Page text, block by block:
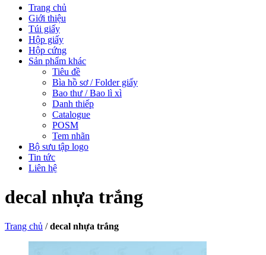
Trang chủ
Giới thiệu
Túi giấy
Hộp giấy
Hộp cứng
Sản phẩm khác
Tiêu đề
Bìa hồ sơ / Folder giấy
Bao thư / Bao lì xì
Danh thiếp
Catalogue
POSM
Tem nhãn
Bộ sưu tập logo
Tin tức
Liên hệ
decal nhựa trắng
Trang chủ /decal nhựa trắng